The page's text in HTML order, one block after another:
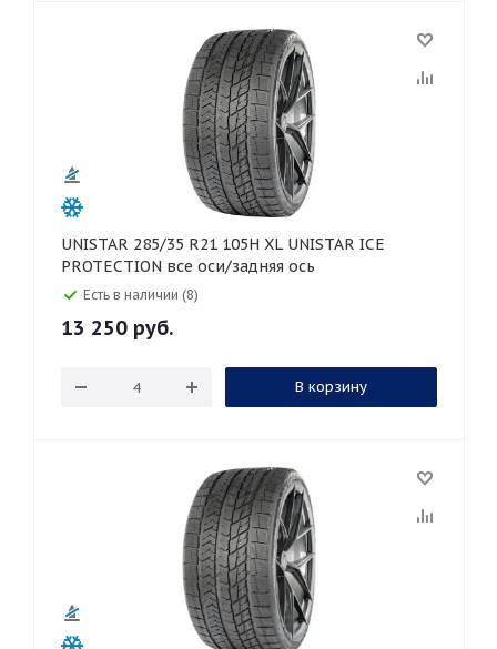
UNISTAR 285/35 R21 105H XL UNISTAR ICE
PROTECTION все оси/задняя ось
Есть в наличии (8)
13 250 руб.
В корзину